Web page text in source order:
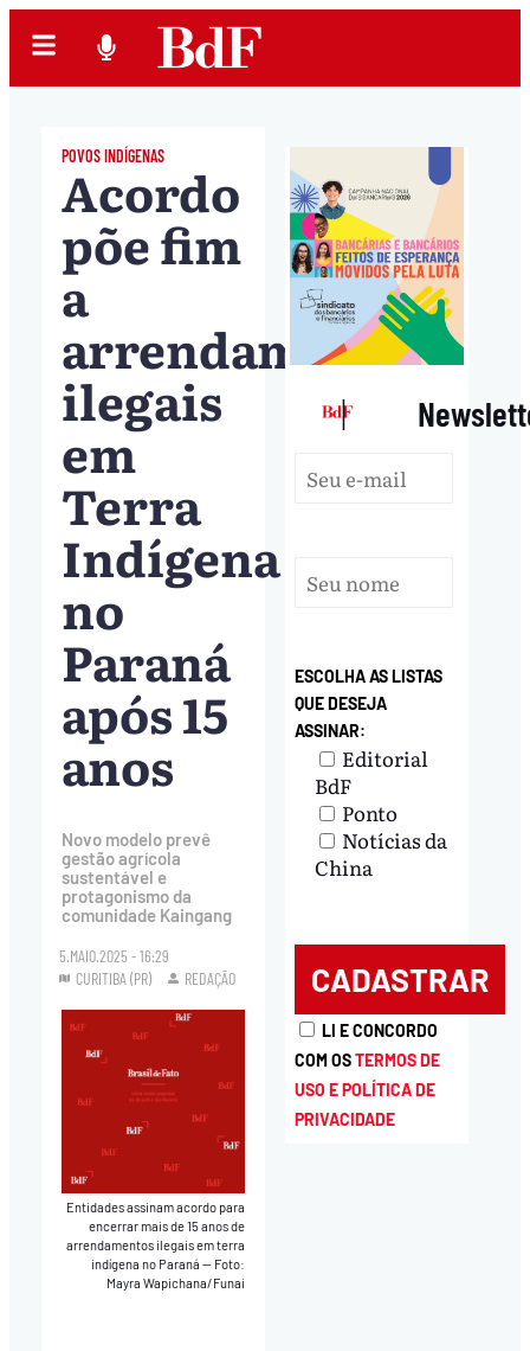
POVOS INDÍGENAS
Acordo
põe fim
a
arrendamentos
ilegais
em
Terra
Indígena
no
Paraná
após 15
anos
Novo modelo prevê
gestão agrícola
sustentável e
protagonismo da
comunidade Kaingang
5.MAIO.2025 - 16:29
CURITIBA (PR)
REDAÇÃO
Entidades assinam acordo para
encerrar mais de 15 anos de
arrendamentos ilegais em terra
indígena no Paraná — Foto:
Mayra Wapichana/Funai
|
ESCOLHA AS LISTAS
QUE DESEJA
ASSINAR:
Editorial
BdF
Ponto
Notícias da
China
LI E CONCORDO
COM OSTERMOS DE
USO E POLÍTICA DE
PRIVACIDADE